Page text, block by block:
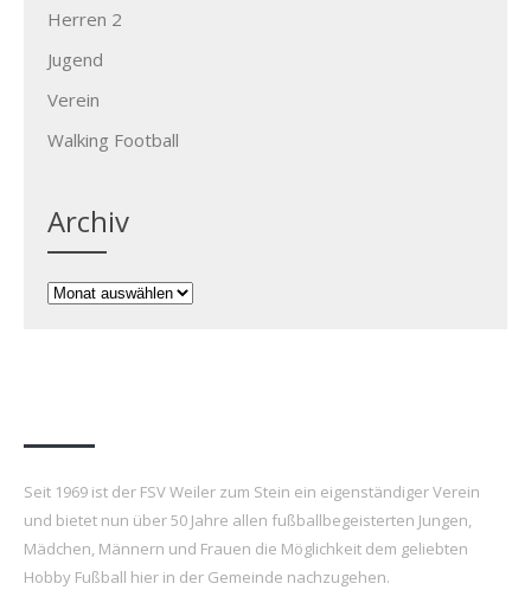
Herren 2
Jugend
Verein
Walking Football
Archiv
Archiv
Seit 1969 ist der FSV Weiler zum Stein ein eigenständiger Verein
und bietet nun über 50 Jahre allen fußballbegeisterten Jungen,
Mädchen, Männern und Frauen die Möglichkeit dem geliebten
Hobby Fußball hier in der Gemeinde nachzugehen.